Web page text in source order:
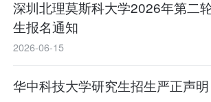
深圳北理莫斯科大学2026年第二
生报名通知
2026-06-15
华中科技大学研究生招生严正声明